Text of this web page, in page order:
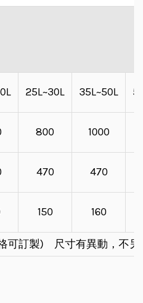
25L~30L 35L~50L
800 1000
470 470
150 160
可訂製) 尺寸有異動，不另